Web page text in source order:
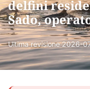
delfini
Sado,
Ultima revisione2026-